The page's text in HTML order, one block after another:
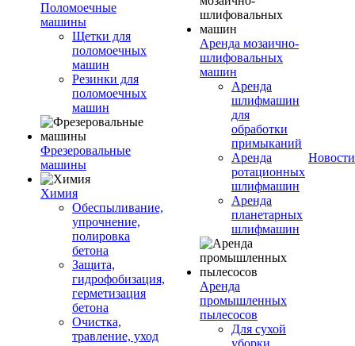
Поломоечные
машины
Щетки для
поломоечных
машин
Резинки для
поломоечных
машин
Фрезеровальные
машины
Химия
Обеспыливание,
упрочнение,
полировка
бетона
Защита,
гидрофобизация,
герметизация
бетона
Очистка,
травление, уход
Аренда мозаично-
шлифовальных
машин
Аренда
шлифмашин
для
обработки
примыканий
Аренда
ротационных
шлифмашин
Аренда
планетарных
шлифмашин
Аренда
промышленных
пылесосов
Для сухой
уборки
Новости